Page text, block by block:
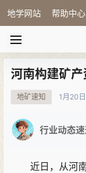
地学网站 帮助中心
河南构建矿
地矿速知 1月 20日
行业动态
近日，从河南